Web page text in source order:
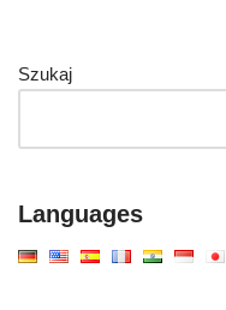
Szukaj
Languages